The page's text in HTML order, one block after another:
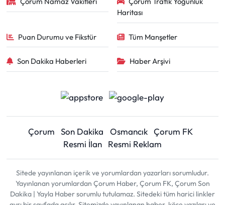
Haritası
Puan Durumu ve Fikstür Tüm Manşetler
Son Dakika Haberleri Haber Arşivi
Çorum Son Dakika Osmancık Çorum FK
Resmi İlan
Resmi Reklam
Sitede yayınlanan içerik ve yorumlardan yazarları sorumludur.
Yayınlanan yorumlardan Çorum Haber, Çorum FK, Çorum Son
Dakika | Yayla Haber sorumlu tutulamaz. Sitedeki tüm harici linkler